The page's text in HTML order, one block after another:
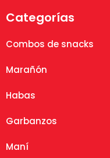
Categorías
Combos de snacks
Marañón
Habas
Garbanzos
Maní